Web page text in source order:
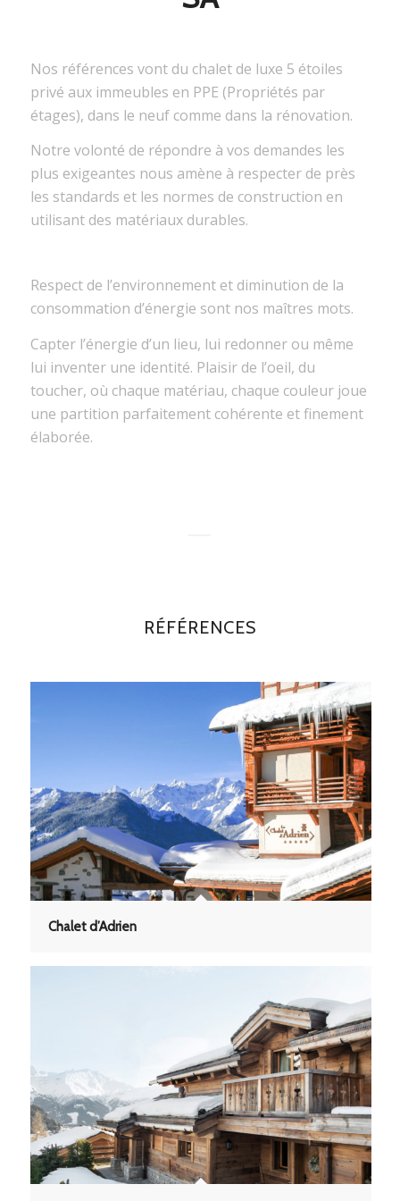
Nos références vont du chalet de luxe 5 étoiles
privé aux immeubles en PPE (Propriétés par
étages), dans le neuf comme dans la rénovation.
Notre volonté de répondre à vos demandes les
plus exigeantes nous amène à respecter de près
les standards et les normes de construction en
utilisant des matériaux durables.
Respect de l’environnement et diminution de la
consommation d’énergie sont nos maîtres mots.
Capter l’énergie d’un lieu, lui redonner ou même
lui inventer une identité. Plaisir de l’oeil, du
toucher, où chaque matériau, chaque couleur joue
une partition parfaitement cohérente et finement
élaborée.
RÉFÉRENCES
Chalet d’Adrien